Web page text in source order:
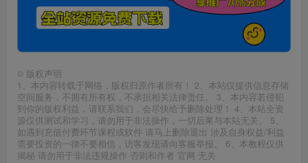
© 版权声明
1、本内容转载于网络，版权归原作者所有！ 2、本站仅提供信息存储
空间服务，不拥有所有权，不承担相关法律责任。 3、本内容若侵犯
到你的版权利益，请联系我们，会尽快给予删除处理！ 4、本站全资
源仅供测试和学习，请勿用于非法操作，一切后果与本站无关。 5、
如遇到充值付费环节课程或软件 请马上删除退出 涉及自身权益/利益
需要投资的一律不要相信，访客发现请向客服举报。 6、本教程仅供
揭秘 请勿用于非法违规操作 否则和作者 官网 无关